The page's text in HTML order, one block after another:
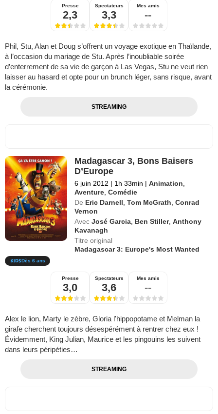
Presse
2,3
Spectateurs
3,3
Mes amis
--
Phil, Stu, Alan et Doug s’offrent un voyage exotique en Thaïlande,
à l’occasion du mariage de Stu. Après l’inoubliable soirée
d’enterrement de sa vie de garçon à Las Vegas, Stu ne veut rien
laisser au hasard et opte pour un brunch léger, sans risque, avant
la cérémonie.
STREAMING
Madagascar 3, Bons Baisers
D’Europe
6 juin 2012 | 1h 33min | Animation
Aventure ,Comédie
De Eric Darnell ,Tom McGrath ,Conrad
Vernon
Avec José Garcia Ben Stiller,Anthony
Kavanagh
Titre original
Madagascar 3: Europe's Most Wanted
Dès 6 ans
Presse
3,0
Spectateurs
3,6
Mes amis
--
Alex le lion, Marty le zèbre, Gloria l'hippopotame et Melman la
girafe cherchent toujours désespérément à rentrer chez eux !
Évidemment, King Julian, Maurice et les pingouins les suivent
dans leurs péripéties…
STREAMING